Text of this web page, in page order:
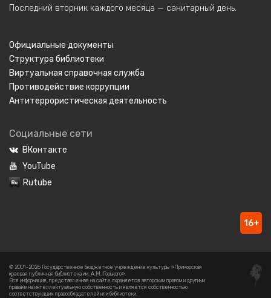
Последний вторник каждого месяца — санитарный день.
Официальные документы
Структура библиотеки
Виртуальная справочная служба
Противодействие коррупции
Антитеррористическая деятельность
Социальные сети
ВКонтакте
YouTube
Rutube
16+
© 2001-2026 Государственное бюджетное учреждение культуры «Приморская
краевая публичная библиотека им. А.М. Горького».
Вся информация, представленная на сайте охраняется авторским правом и другими
правами на интеллектуальную собственность и является собственностью
соответствующих правообладателей или библиотеки.